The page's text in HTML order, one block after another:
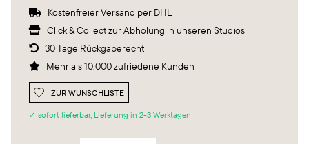
 Kostenfreier Versand per DHL
 Click & Collect zur Abholung in unseren Studios
 30 Tage Rückgaberecht
 Mehr als 10.000 zufriedene Kunden
ZUR WUNSCHLISTE
✓ sofort lieferbar, Lieferung in 2-3 Werktagen